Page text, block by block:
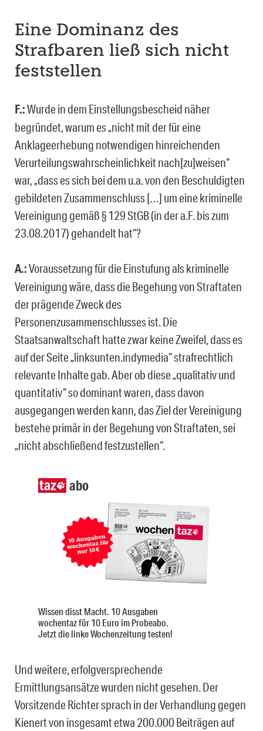
Eine Dominanz des
Strafbaren ließ sich nicht
feststellen
F.:Wurde in dem Einstellungsbescheid näher
begründet, warum es „nicht mit der für eine
Anklageerhebung notwendigen hinreichenden
Verurteilungswahrscheinlichkeit nach[zu]weisen“
war, „dass es sich bei dem u.a. von den Beschuldigten
gebildeten Zusammenschluss […] um eine kriminelle
Vereinigung gemäß § 129 StGB (in der a.F. bis zum
23.08.2017) gehandelt hat“?
A.:Voraussetzung für die Einstufung als kriminelle
Vereinigung wäre, dass die Begehung von Straftaten
der prägende Zweck des
Personenzusammenschlusses ist. Die
Staatsanwaltschaft hatte zwar keine Zweifel, dass es
auf der Seite „linksunten.indymedia“ strafrechtlich
relevante Inhalte gab. Aber ob diese „qualitativ und
quantitativ“ so dominant waren, dass davon
ausgegangen werden kann, das Ziel der Vereinigung
bestehe primär in der Begehung von Straftaten, sei
„nicht abschließend festzustellen“.
abo
Wissen disst Macht. 10 Ausgaben
wochentaz für 10 Euro im Probeabo.
Jetzt die linke Wochenzeitung testen!
Und weitere, erfolgversprechende
Ermittlungsansätze wurden nicht gesehen. Der
Vorsitzende Richter sprach in der Verhandlung gegen
Kienert von insgesamt etwa 200.000 Beiträgen auf